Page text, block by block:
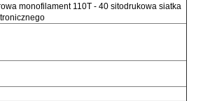
monofilament 110T - 40 sitodrukowa siatka